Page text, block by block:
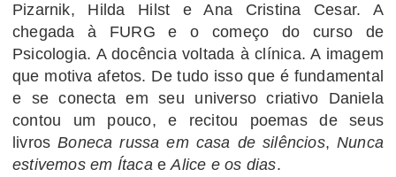
Pizarnik, Hilda Hilst e Ana Cristina Cesar. A
chegada à FURG e o começo do curso de
Psicologia. A docência voltada à clínica. A imagem
que motiva afetos. De tudo isso que é fundamental
e se conecta em seu universo criativo Daniela
contou um pouco, e recitou poemas de seus
livrosBoneca russa em casa de silêncios, Nunca
estivemos em ÍtacaeAlice e os dias.